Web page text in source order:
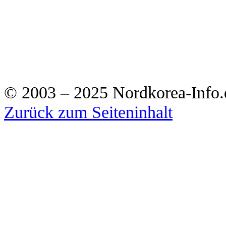
© 2003 – 2025 Nordkorea-
Zurück zum Seiteninhalt